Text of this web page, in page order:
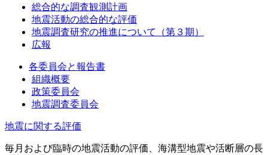
総合的な調査観測計画
地震活動の総合的な評価
地震調査研究の推進について（第３期）
広報
各委員会と報告書
組織概要
政策委員会
地震調査委員会
地震に関する評価
毎月および臨時の地震活動の評価、海溝型地震や活断層の長